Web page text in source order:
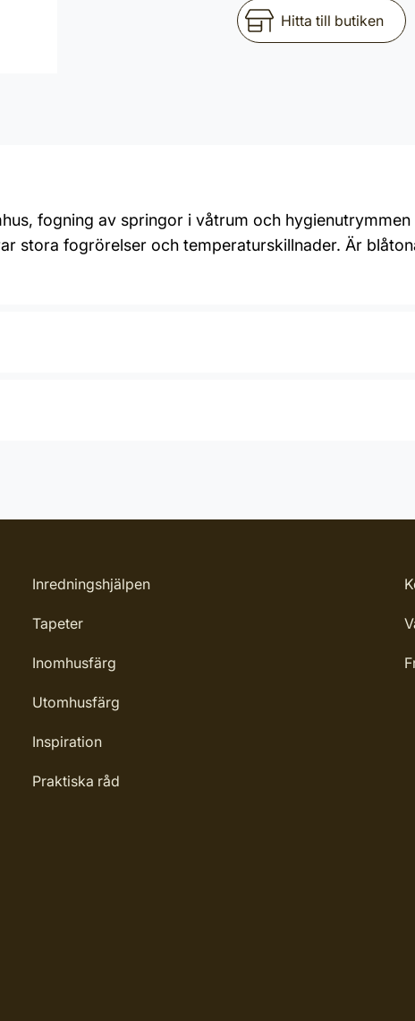
Hitta till butiken
fogning av springor i våtrum och
stora fogrörelser och temperaturskillnader. Är
Inredningshjälpen
Tapeter
Inomhusfärg
Utomhusfärg
Inspiration
Praktiska råd